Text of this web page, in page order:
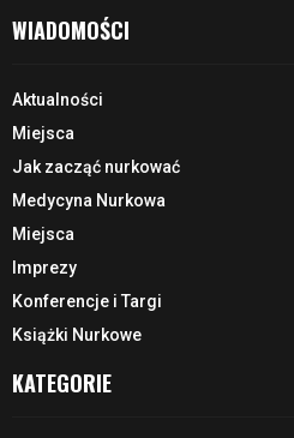
WIADOMOŚCI
Aktualności
Miejsca
Jak zacząć nurkować
Medycyna Nurkowa
Miejsca
Imprezy
Konferencje i Targi
Książki Nurkowe
KATEGORIE